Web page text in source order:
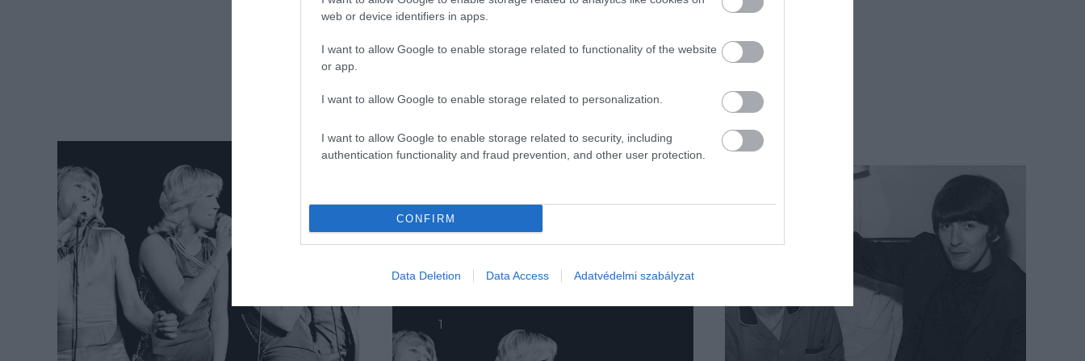
web or device identifiers in apps.
I want to allow Google to enable storage related to functionality of the website
or app.
I want to allow Google to enable storage related to personalization.
I want to allow Google to enable storage related to security, including
authentication functionality and fraud prevention, and other user protection.
CONFIRM
Data Deletion Data Access Adatvédelmi szabályzat
1